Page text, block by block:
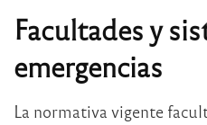
Facultades y
emergencias
La normativa vigente